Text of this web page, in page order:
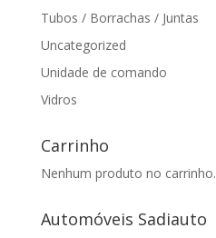
Tubos / Borrachas / Juntas
Uncategorized
Unidade de comando
Vidros
Carrinho
Nenhum produto no carrinho.
Automóveis Sadiauto